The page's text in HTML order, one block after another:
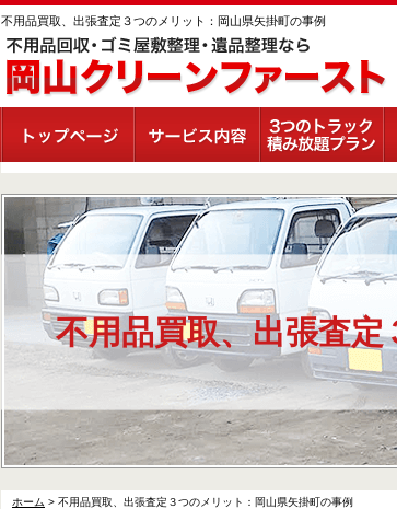
不用品買取、出張査定３つのメリット：岡山県矢掛町の事例
不用品買取、出張査
ホーム > 不用品買取、出張査定３つのメリット：岡山県矢掛町の事例